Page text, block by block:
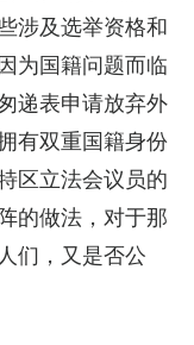
涉及选举资格和
为国籍问题而临
递表申请放弃外
有双重国籍身份
区立法会议员的
的做法，对于那
们，又是否公